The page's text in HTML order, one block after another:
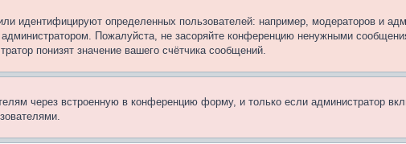
идентифицируют определенных пользователей: например, модераторов и
Пожалуйста, не засоряйте конференцию ненужными
понизят значение вашего счётчика сообщений.
через встроенную в конференцию форму, и только если администратор